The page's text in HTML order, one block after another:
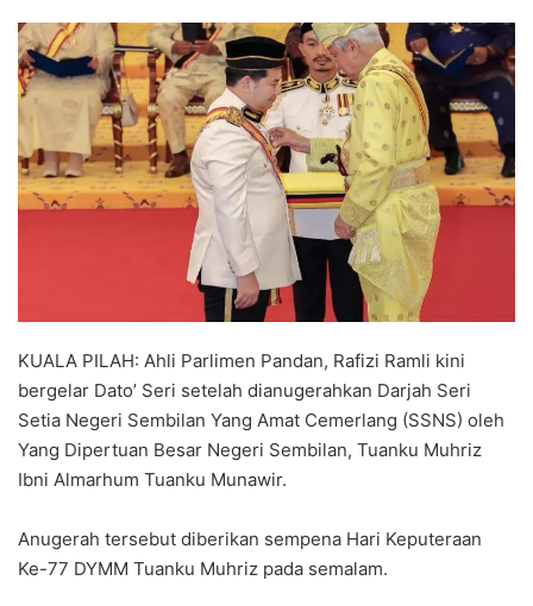
n
d
a
e
m
a
KUALA PILAH: Ahli Parlimen Pandan, Rafizi Ramli kini
bergelar Dato’ Seri setelah dianugerahkan Darjah Seri
Setia Negeri Sembilan Yang Amat Cemerlang (SSNS) oleh
Yang Dipertuan Besar Negeri Sembilan, Tuanku Muhriz
Ibni Almarhum Tuanku Munawir.
Anugerah tersebut diberikan sempena Hari Keputeraan
Ke-77 DYMM Tuanku Muhriz pada semalam.